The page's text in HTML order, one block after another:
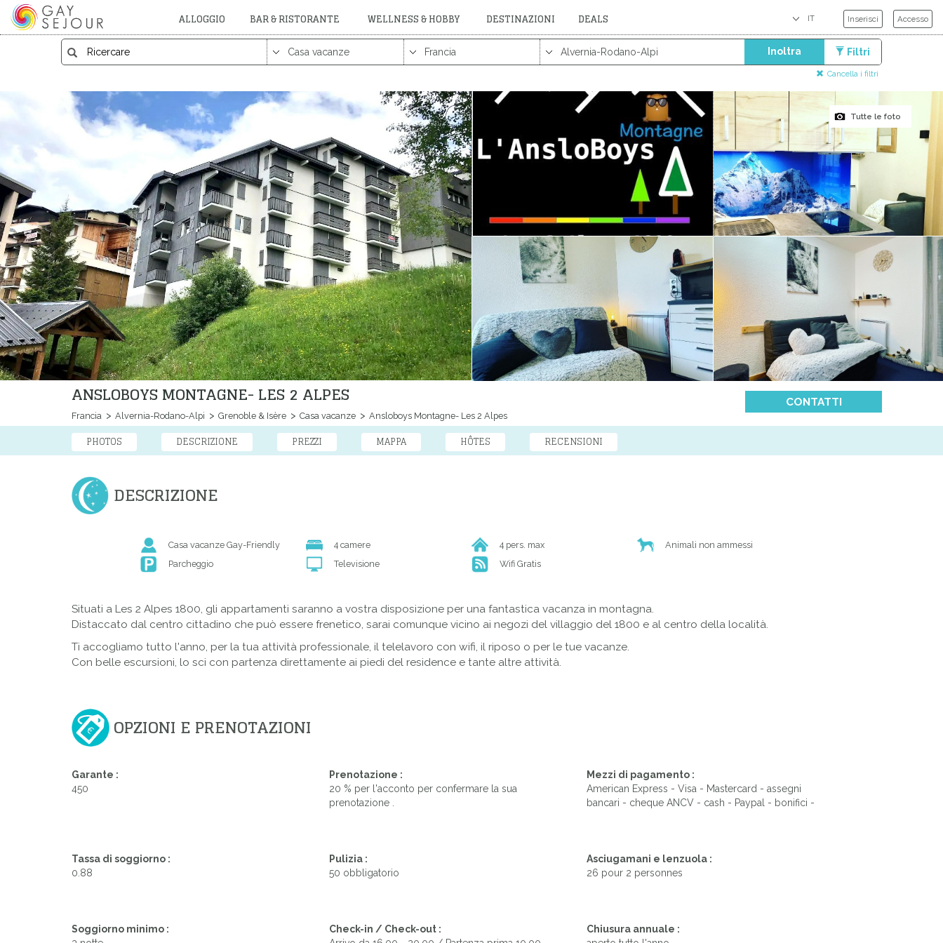
ALLOGGIO BAR & RISTORANTE WELLNESS & HOBBY DESTINAZIONI DEALS Inserisci Accesso
Inoltra Filtri
Cancella i filtri
Tutte le foto
ANSLOBOYS MONTAGNE- LES 2 ALPES
Francia Alvernia-Rodano-Alpi Grenoble & Isère Casa vacanze Ansloboys Montagne- Les 2 Alpes
CONTATTI
PHOTOS DESCRIZIONE PREZZI MAPPA HÔTES RECENSIONI
DESCRIZIONE
Casa vacanze Gay-Friendly 4 camere 4 pers. max
Animali non ammessi
Parcheggio
Televisione Wifi Gratis
Situati a Les 2 Alpes 1800, gli appartamenti saranno a vostra disposizione per una fantastica vacanza in montagna.
Distaccato dal centro cittadino che può essere frenetico, sarai comunque vicino ai negozi del villaggio del 1800 e al centro della località.
Ti accogliamo tutto l'anno, per la tua attività professionale, il telelavoro con wifi, il riposo o per le tue vacanze.
Con belle escursioni, lo sci con partenza direttamente ai piedi del residence e tante altre attività.
OPZIONI E PRENOTAZIONI
Garante :
450
Prenotazione :
20 % per l'acconto per confermare la sua
prenotazione .
Mezzi di pagamento :
American Express - Visa - Mastercard - assegni
bancari - cheque ANCV - cash - Paypal - bonifici -
Tassa di soggiorno :
0.88
Pulizia :
50 obbligatorio
Asciugamani e lenzuola :
26 pour 2 personnes
Soggiorno minimo :
Check-in / Check-out :
Chiusura annuale :